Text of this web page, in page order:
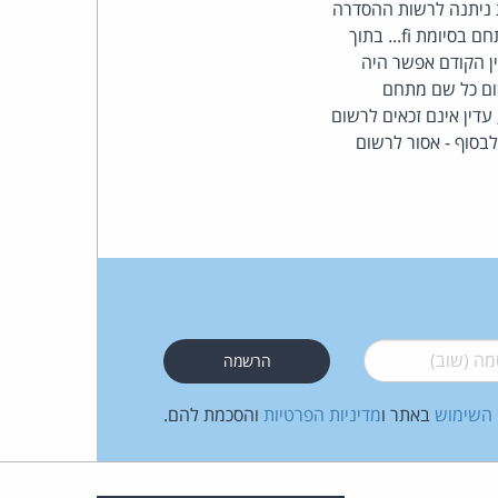
פרל
ניתנה לרשות ההסדרה
). ביום שבו נכנס החוק לתוקף קיבלה הרשות בקשה לרישום 18,000 שמות מתחם בסיומת fi... בתוך
שעל-פי הדין הקודם אפשר היה
כל שם מתחם
אינם זכאים לרשום
- אסור לרשום
(שוב)*
השימוש באתר ומדיניות הפרטיות והסכמת להם.